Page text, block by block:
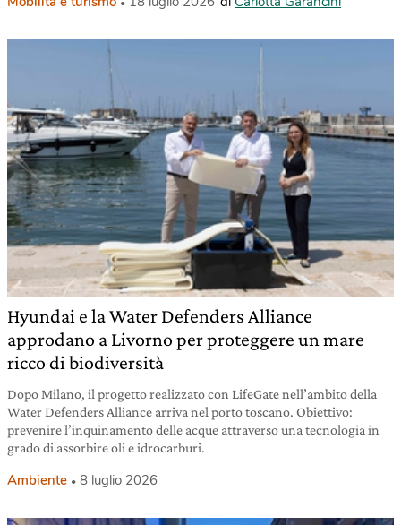
Hyundai e la Water Defenders Alliance
approdano a Livorno per proteggere un mare
ricco di biodiversità
Dopo Milano, il progetto realizzato con LifeGate nell’ambito della
Water Defenders Alliance arriva nel porto toscano. Obiettivo:
prevenire l’inquinamento delle acque attraverso una tecnologia in
grado di assorbire oli e idrocarburi.
Ambiente 8 luglio 2026